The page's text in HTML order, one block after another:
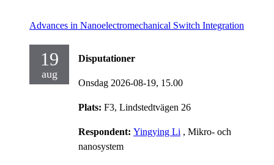
Advances in Nanoelectromechanical Switch Integration
19
aug
Disputationer
Onsdag 2026-08-19, 15.00
Plats: F3, Lindstedtvägen 26
Respondent: Yingying Li , Mikro- och
nanosystem